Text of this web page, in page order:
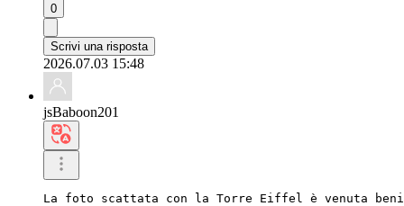
0
Scrivi una risposta
2026.07.03 15:48
jsBaboon201
La foto scattata con la Torre Eiffel è venuta